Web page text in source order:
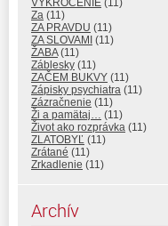
VYKROČENIE (11)
Za (11)
ZA PRAVDU (11)
ZA SLOVAMI (11)
ŽABA(11)
Záblesky (11)
ZAČEM BUKVY (11)
Zápisky psychiatra (11)
Zázračnenie (11)
Ži a pamätaj… (11)
Život ako rozprávka (11)
ZLATOBYĽ (11)
Zrátané (11)
Zrkadlenie (11)
Archív